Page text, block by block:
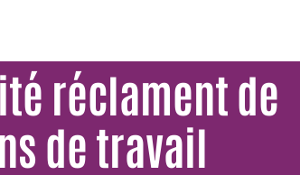
réclament de
de travail